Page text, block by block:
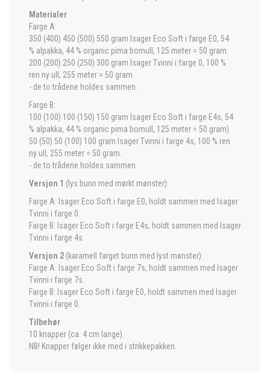
Materialer
Farge A:
350 (400) 450 (500) 550 gram Isager Eco Soft i farge E0, 54
% alpakka, 44 % organic pima bomull, 125 meter = 50 gram.
200 (200) 250 (250) 300 gram Isager Tvinni i farge 0, 100 %
ren ny ull, 255 meter = 50 gram.
- de to trådene holdes sammen.
Farge B:
100 (100) 100 (150) 150 gram Isager Eco Soft i farge E4s, 54
% alpakka, 44 % organic pima bomull, 125 meter = 50 gram).
50 (50) 50 (100) 100 gram Isager Tvinni i farge 4s, 100 % ren
ny ull, 255 meter = 50 gram.
- de to trådene holdes sammen.
Versjon 1 (lys bunn med mørkt mønster):
Farge A: Isager Eco Soft i farge E0, holdt sammen med Isager
Tvinni i farge 0.
Farge B: Isager Eco Soft i farge E4s, holdt sammen med Isager
Tvinni i farge 4s.
Versjon 2 (karamell farget bunn med lyst mønster):
Farge A: Isager Eco Soft i farge 7s, holdt sammen med Isager
Tvinni i farge 7s.
Farge B: Isager Eco Soft i farge E0, holdt sammen med Isager
Tvinni i farge 0.
Tilbehør
10 knapper (ca. 4 cm lange).
NB! Knapper følger ikke med i strikkepakken.